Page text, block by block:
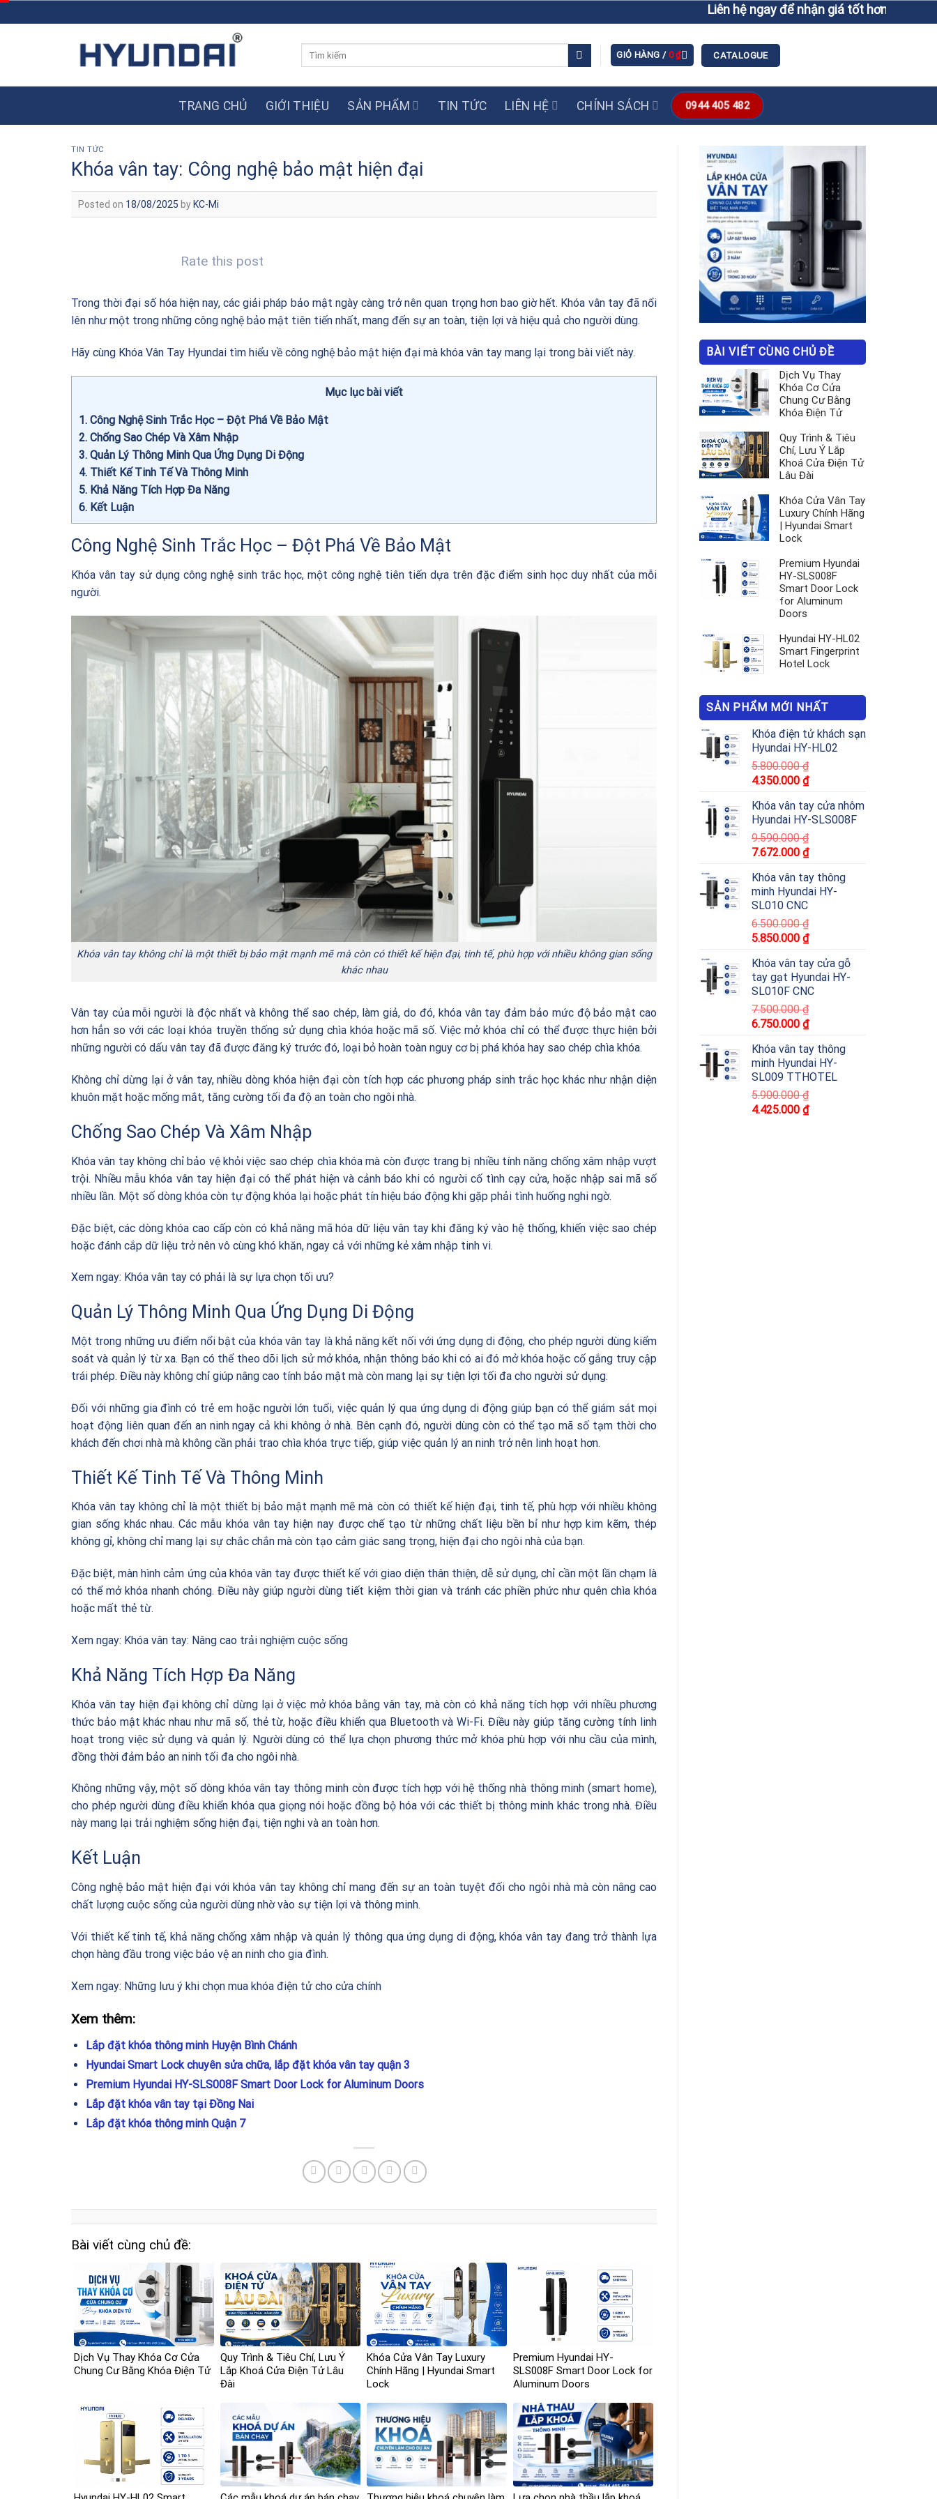
to
Liên hệ ngay để nhận giá tốt hơn giá niêm yết
GIỎ HÀNG / 0₫ CATALOGUE
TRANG CHỦ GIỚI THIỆU SẢN PHẨM TIN TỨC LIÊN HỆ CHÍNH SÁCH 0944 405 482
TIN TỨC
Khóa vân tay: Công nghệ bảo mật hiện đại
Posted on 18/08/2025 by KC-Mi
Rate this post
Trong thời đại số hóa hiện nay, các giải pháp bảo mật ngày càng trở nên quan trọng hơn bao giờ hết. Khóa vân tay đã nổi
lên như một trong những công nghệ bảo mật tiên tiến nhất, mang đến sự an toàn, tiện lợi và hiệu quả cho người dùng.
Hãy cùng Khóa Vân Tay Hyundai tìm hiểu về công nghệ bảo mật hiện đại mà khóa vân tay mang lại trong bài viết này.
Mục lục bài viết
1 Công Nghệ Sinh Trắc Học – Đột Phá Về Bảo Mật
2 Chống Sao Chép Và Xâm Nhập
3 Quản Lý Thông Minh Qua Ứng Dụng Di Động
4 Thiết Kế Tinh Tế Và Thông Minh
5 Khả Năng Tích Hợp Đa Năng
6 Kết Luận
Công Nghệ Sinh Trắc Học – Đột Phá Về Bảo Mật
Khóa vân tay sử dụng công nghệ sinh trắc học, một công nghệ tiên tiến dựa trên đặc điểm sinh học duy nhất của mỗi
người.
Khóa vân tay không chỉ là một thiết bị bảo mật mạnh mẽ mà còn có thiết kế hiện đại, tinh tế, phù hợp với nhiều không gian sống
khác nhau
Vân tay của mỗi người là độc nhất và không thể sao chép, làm giả, do đó, khóa vân tay đảm bảo mức độ bảo mật cao
hơn hẳn so với các loại khóa truyền thống sử dụng chìa khóa hoặc mã số. Việc mở khóa chỉ có thể được thực hiện bởi
những người có dấu vân tay đã được đăng ký trước đó, loại bỏ hoàn toàn nguy cơ bị phá khóa hay sao chép chìa khóa.
Không chỉ dừng lại ở vân tay, nhiều dòng khóa hiện đại còn tích hợp các phương pháp sinh trắc học khác như nhận diện
khuôn mặt hoặc mống mắt, tăng cường tối đa độ an toàn cho ngôi nhà.
Chống Sao Chép Và Xâm Nhập
Khóa vân tay không chỉ bảo vệ khỏi việc sao chép chìa khóa mà còn được trang bị nhiều tính năng chống xâm nhập vượt
trội. Nhiều mẫu khóa vân tay hiện đại có thể phát hiện và cảnh báo khi có người cố tình cạy cửa, hoặc nhập sai mã số
nhiều lần. Một số dòng khóa còn tự động khóa lại hoặc phát tín hiệu báo động khi gặp phải tình huống nghi ngờ.
Đặc biệt, các dòng khóa cao cấp còn có khả năng mã hóa dữ liệu vân tay khi đăng ký vào hệ thống, khiến việc sao chép
hoặc đánh cắp dữ liệu trở nên vô cùng khó khăn, ngay cả với những kẻ xâm nhập tinh vi.
Xem ngay: Khóa vân tay có phải là sự lựa chọn tối ưu?
Quản Lý Thông Minh Qua Ứng Dụng Di Động
Một trong những ưu điểm nổi bật của khóa vân tay là khả năng kết nối với ứng dụng di động, cho phép người dùng kiểm
soát và quản lý từ xa. Bạn có thể theo dõi lịch sử mở khóa, nhận thông báo khi có ai đó mở khóa hoặc cố gắng truy cập
trái phép. Điều này không chỉ giúp nâng cao tính bảo mật mà còn mang lại sự tiện lợi tối đa cho người sử dụng.
Đối với những gia đình có trẻ em hoặc người lớn tuổi, việc quản lý qua ứng dụng di động giúp bạn có thể giám sát mọi
hoạt động liên quan đến an ninh ngay cả khi không ở nhà. Bên cạnh đó, người dùng còn có thể tạo mã số tạm thời cho
khách đến chơi nhà mà không cần phải trao chìa khóa trực tiếp, giúp việc quản lý an ninh trở nên linh hoạt hơn.
Thiết Kế Tinh Tế Và Thông Minh
Khóa vân tay không chỉ là một thiết bị bảo mật mạnh mẽ mà còn có thiết kế hiện đại, tinh tế, phù hợp với nhiều không
gian sống khác nhau. Các mẫu khóa vân tay hiện nay được chế tạo từ những chất liệu bền bỉ như hợp kim kẽm, thép
không gỉ, không chỉ mang lại sự chắc chắn mà còn tạo cảm giác sang trọng, hiện đại cho ngôi nhà của bạn.
Đặc biệt, màn hình cảm ứng của khóa vân tay được thiết kế với giao diện thân thiện, dễ sử dụng, chỉ cần một lần chạm là
có thể mở khóa nhanh chóng. Điều này giúp người dùng tiết kiệm thời gian và tránh các phiền phức như quên chìa khóa
hoặc mất thẻ từ.
Xem ngay: Khóa vân tay: Nâng cao trải nghiệm cuộc sống
Khả Năng Tích Hợp Đa Năng
Khóa vân tay hiện đại không chỉ dừng lại ở việc mở khóa bằng vân tay, mà còn có khả năng tích hợp với nhiều phương
thức bảo mật khác nhau như mã số, thẻ từ, hoặc điều khiển qua Bluetooth và Wi-Fi. Điều này giúp tăng cường tính linh
hoạt trong việc sử dụng và quản lý. Người dùng có thể lựa chọn phương thức mở khóa phù hợp với nhu cầu của mình,
đồng thời đảm bảo an ninh tối đa cho ngôi nhà.
Không những vậy, một số dòng khóa vân tay thông minh còn được tích hợp với hệ thống nhà thông minh (smart home),
cho phép người dùng điều khiển khóa qua giọng nói hoặc đồng bộ hóa với các thiết bị thông minh khác trong nhà. Điều
này mang lại trải nghiệm sống hiện đại, tiện nghi và an toàn hơn.
Kết Luận
Công nghệ bảo mật hiện đại với khóa vân tay không chỉ mang đến sự an toàn tuyệt đối cho ngôi nhà mà còn nâng cao
chất lượng cuộc sống của người dùng nhờ vào sự tiện lợi và thông minh.
Với thiết kế tinh tế, khả năng chống xâm nhập và quản lý thông qua ứng dụng di động, khóa vân tay đang trở thành lựa
chọn hàng đầu trong việc bảo vệ an ninh cho gia đình.
Xem ngay: Những lưu ý khi chọn mua khóa điện tử cho cửa chính
Xem thêm:
Lắp đặt khóa thông minh Huyện Bình Chánh
Hyundai Smart Lock chuyên sửa chữa, lắp đặt khóa vân tay quận 3
Premium Hyundai HY-SLS008F Smart Door Lock for Aluminum Doors
Lắp đặt khóa vân tay tại Đồng Nai
Lắp đặt khóa thông minh Quận 7
Bài viết cùng chủ đề:
Dịch Vụ Thay Khóa Cơ Cửa
Chung Cư Bằng Khóa Điện Tử
Quy Trình & Tiêu Chí, Lưu Ý
Lắp Khoá Cửa Điện Tử Lâu
Đài
Khóa Cửa Vân Tay Luxury
Chính Hãng | Hyundai Smart
Lock
Premium Hyundai HY-
SLS008F Smart Door Lock for
Aluminum Doors
BÀI VIẾT CÙNG CHỦ ĐỀ
Dịch Vụ Thay
Khóa Cơ Cửa
Chung Cư Bằng
Khóa Điện Tử
Quy Trình & Tiêu
Chí, Lưu Ý Lắp
Khoá Cửa Điện Tử
Lâu Đài
Khóa Cửa Vân Tay
Luxury Chính Hãng
| Hyundai Smart
Lock
Premium Hyundai
HY-SLS008F
Smart Door Lock
for Aluminum
Doors
Hyundai HY-HL02
Smart Fingerprint
Hotel Lock
SẢN PHẨM MỚI NHẤT
Khóa điện tử khách sạn
Hyundai HY-HL02
5.800.000₫
4.350.000 ₫
Khóa vân tay cửa nhôm
Hyundai HY-SLS008F
9.590.000₫
7.672.000 ₫
Khóa vân tay thông
minh Hyundai HY-
SL010 CNC
6.500.000₫
5.850.000 ₫
Khóa vân tay cửa gỗ
tay gạt Hyundai HY-
SL010F CNC
7.500.000₫
6.750.000 ₫
Khóa vân tay thông
minh Hyundai HY-
SL009 TTHOTEL
5.900.000₫
4.425.000 ₫